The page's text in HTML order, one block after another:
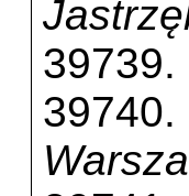
39739.
39740.